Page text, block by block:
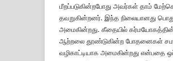
மீறப்படுகின்றபோது அவர்கள் தாம்
தவறுகின்றனர். இந்த நிலையானது
அமைகின்றது. கீதையில்
ஆற்றலை தூண்டுகின்ற போதனைகள்
வழிகாட்டியாக அமைகின்றது என்பதை